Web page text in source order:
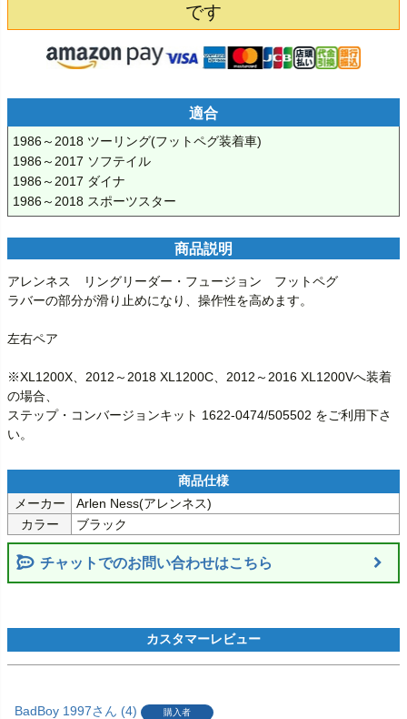
です
適合
1986～2018 ツーリング(フットペグ装着車)
1986～2017 ソフテイル
1986～2017 ダイナ
1986～2018 スポーツスター
商品説明
アレンネス　リングリーダー・フュージョン　フットペグ
ラバーの部分が滑り止めになり、操作性を高めます。
左右ペア
※XL1200X、2012～2018 XL1200C、2012～2016 XL1200Vへ装着
の場合、
ステップ・コンバージョンキット 1622-0474/505502 をご利用下さ
い。
メーカー
Arlen Ness(アレンネス)
カラー
ブラック
チャットでのお問い合わせはこちら
BadBoy 1997 4 購入者